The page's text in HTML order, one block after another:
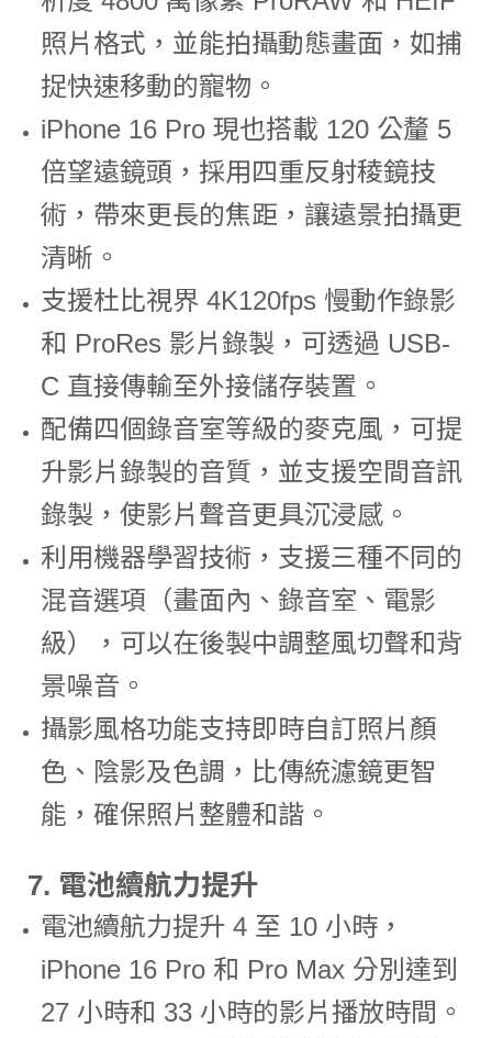
照片格式，並能拍攝動態畫面，如捕
捉快速移動的寵物。
iPhone 16 Pro 現也搭載 120 公釐 5
倍望遠鏡頭，採用四重反射稜鏡技
術，帶來更長的焦距，讓遠景拍攝更
清晰。
支援杜比視界 4K120fps 慢動作錄影
和 ProRes 影片錄製，可透過 USB-
C 直接傳輸至外接儲存裝置。
配備四個錄音室等級的麥克風，可提
升影片錄製的音質，並支援空間音訊
錄製，使影片聲音更具沉浸感。
利用機器學習技術，支援三種不同的
混音選項（畫面內、錄音室、電影
級），可以在後製中調整風切聲和背
景噪音。
攝影風格功能支持即時自訂照片顏
色、陰影及色調，比傳統濾鏡更智
能，確保照片整體和諧。
7. 電池續航力提升
電池續航力提升 4 至 10 小時，
iPhone 16 Pro 和 Pro Max 分別達到
27 小時和 33 小時的影片播放時間。